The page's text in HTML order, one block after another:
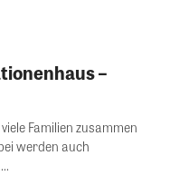
–
Familien zusammen
werden auch